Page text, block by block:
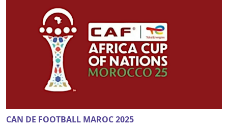
CAN DE FOOTBALL MAROC 2025